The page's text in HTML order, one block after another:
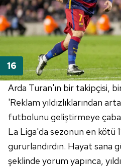
Arda Turan'ın bir takipçisi,
'Reklam yıldızlıklarından
futbolunu geliştirmeye
La Liga'da sezonun en kötü
gururlandırdın. Hayat sana
şeklinde yorum yapınca,